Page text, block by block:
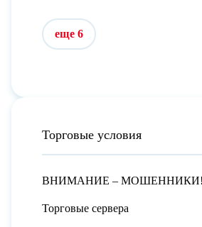
еще 6
Торговые условия
ВНИМАНИЕ – МОШЕННИКИ!
Торговые сервера